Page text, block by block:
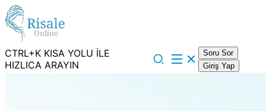
CTRL+K KISA YOLU İLE
HIZLICA ARAYIN
Soru Sor
Giriş Yap